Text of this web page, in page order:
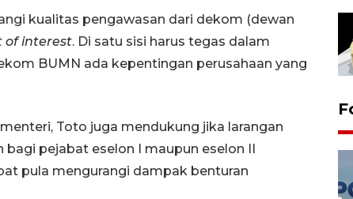
kualitas pengawasan dari dekom (dewan
of interest. Di satu sisi harus tegas dalam
BUMN ada kepentingan perusahaan yang
Toto juga mendukung jika larangan
pejabat eselon I maupun eselon II
pula mengurangi dampak benturan